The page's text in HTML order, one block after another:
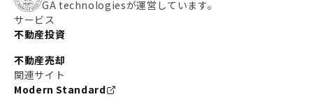
GA technologiesが運営しています。
サービス
不動産投資
不動産売却
関連サイト
Modern Standard